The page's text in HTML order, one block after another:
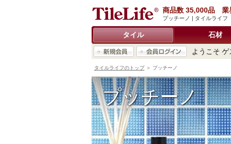
プッチーノ | タイルライ
商品数 35,000品 業
タイル 石材
ようこそ ゲ
タイルライフのトップ＞ プッチーノ
プッチーノ